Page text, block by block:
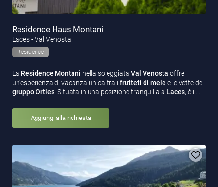
Residence Haus Montani
Laces - Val Venosta
Residence
La Residence Montani nella soleggiata Val Venosta offre
un'esperienza di vacanza unica tra i frutteti di mele e le vette del
gruppo Ortles. Situata in una posizione tranquilla a Laces, è il…
Aggiungi alla richiesta